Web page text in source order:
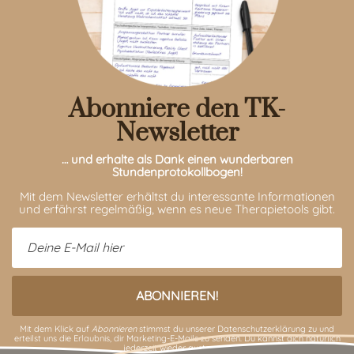
Abonniere den TK-
Newsletter
… und erhalte als Dank einen wunderbaren
Stundenprotokollbogen!
Mit dem Newsletter erhältst du interessante Informationen
und erfährst regelmäßig, wenn es neue Therapietools gibt.
Mit dem Klick auf Abonnierenstimmst du unserer Datenschutzerklärung zu und
erteilst uns die Erlaubnis, dir Marketing-E-Mails zu senden. Du kannst dich natürlich
jederzeit wieder austragen.